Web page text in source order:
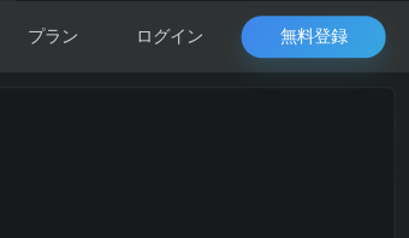
プラン ログイン 無料登録